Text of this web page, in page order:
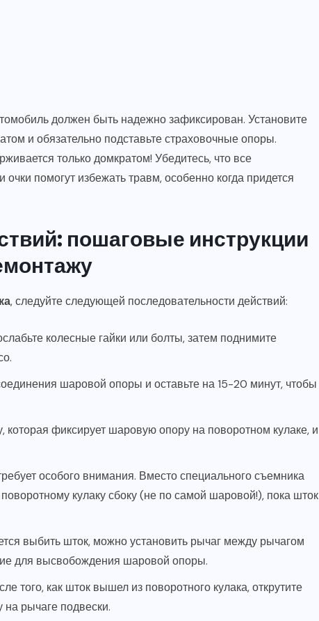
должен быть надежно зафиксирован. Установите
и обязательно подставьте страховочные опоры.
только домкратом! Убедитесь, что все
помогут избежать травм, особенно когда придется
пошаговые инструкции
, следуйте следующей последовательности действий:
колесные гайки или болты, затем поднимите
шаровой опоры и оставьте на 15-20 минут, чтобы
которая фиксирует шаровую опору на поворотном кулаке, и
особого внимания. Вместо специального съемника
кулаку сбоку (не по самой шаровой!), пока шток
выбить шток, можно установить рычаг между рычагом
для высвобождения шаровой опоры.
того, как шток вышел из поворотного кулака, открутите
рычаге подвески.